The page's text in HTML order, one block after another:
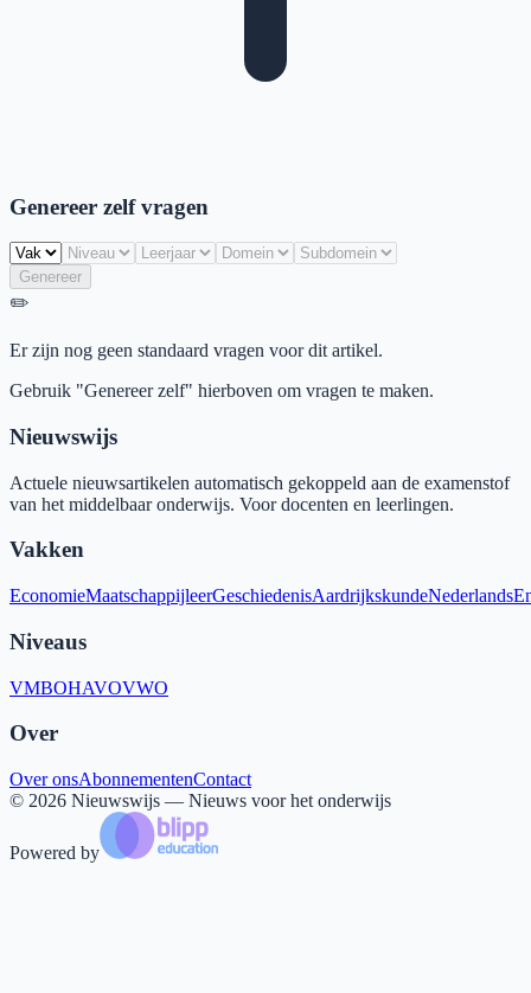
Genereer zelf vragen
Genereer
✏️
Er zijn nog geen standaard vragen voor dit artikel.
Gebruik "Genereer zelf" hierboven om vragen te maken.
Nieuwswijs
Actuele nieuwsartikelen automatisch gekoppeld aan de examenstof
van het middelbaar onderwijs. Voor docenten en leerlingen.
Vakken
EconomieMaatschappijleerGeschiedenisAardrijkskundeNederlands
Niveaus
VMBOHAVOVWO
Over
Over onsAbonnementenContact
© 2026 Nieuwswijs — Nieuws voor het onderwijs
Powered by